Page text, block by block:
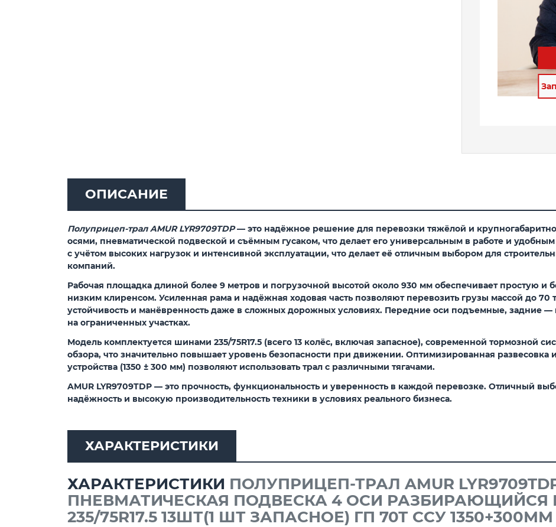
ОПИСАНИЕ
Полуприцеп-трал AMUR LYR9709TDP— это надёжное решение для перевозки тяжёлой и
осями, пневматической подвеской и съёмным гусаком, что делает его универсальным в работе и
с учётом высоких нагрузок и интенсивной эксплуатации, что делает её отличным выбором для
компаний.
Рабочая площадка длиной более 9 метров и погрузочной высотой около 930 мм обеспечивает простую и
низким клиренсом. Усиленная рама и надёжная ходовая часть позволяют перевозить грузы массой до 70
устойчивость и манёвренность даже в сложных дорожных условиях. Передние оси подъемные, задние
на ограниченных участках.
Модель комплектуется шинами 235/75R17.5 (всего 13 колёс, включая запасное), современной тормозной
обзора, что значительно повышает уровень безопасности при движении. Оптимизированная развесовка
устройства (1350 ± 300 мм) позволяют использовать трал с различными тягачами.
AMUR LYR9709TDP — это прочность, функциональность и уверенность в каждой перевозке. Отличный
надёжность и высокую производительность техники в условиях реального бизнеса.
ХАРАКТЕРИСТИКИ
ХАРАКТЕРИСТИКИ ПОЛУПРИЦЕП-ТРАЛ AMUR
ПНЕВМАТИЧЕСКАЯ ПОДВЕСКА 4 ОСИ
235/75R17.5 13ШТ(1 ШТ ЗАПАСНОЕ) ГП 70Т ССУ 1350+300ММ